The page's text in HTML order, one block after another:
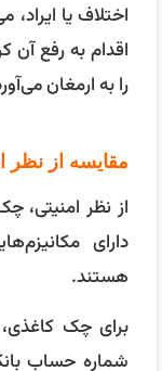
اختلاف یا
اقدام به رفع
را به ارمغان
مقایسه از نظر
از نظر
دارای
هستند.
برای چک
شماره حساب